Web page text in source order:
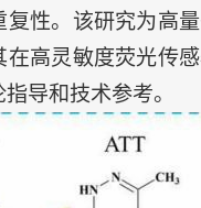
复性。该研究为高
在高灵敏度荧光传
导和技术参考。